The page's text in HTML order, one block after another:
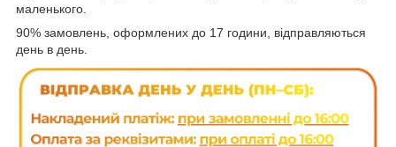
маленького.
90% замовлень, оформлених до 17 години, відправляються
день в день.